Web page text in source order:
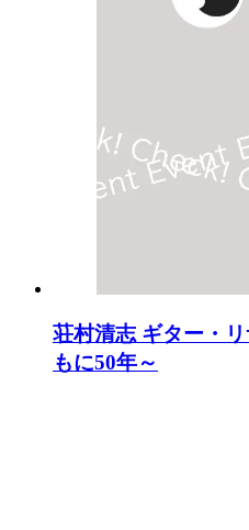
荘村清志 ギター・
もに50年～